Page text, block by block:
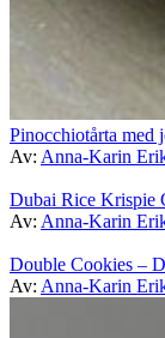
Pinocchiotårta med
Av: Anna-Karin
Dubai Rice Krispie
Av: Anna-Karin
Double Cookies –
Av: Anna-Karin